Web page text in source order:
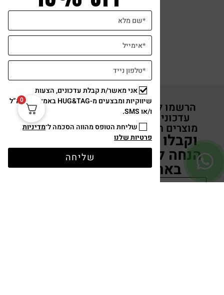
הרשמו לקבלת
עדכונים על
מוצרים חדשים
וקבלו 15%
הנחה לקניה
באתר
0
אני מאשר/ת קבלת עדכונים, הצעות
שיווקיות ומבצעים מ-HUG&TAG באמצעות דוא”ל
ו/או SMS.
שליחת הטופס מהווה הסכמה ל־מדיניות
פרטיות שלנו
שליחה